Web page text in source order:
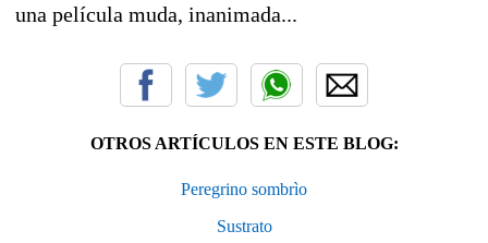
una película muda, inanimada...
OTROS ARTÍCULOS EN ESTE BLOG:
Peregrino sombrìo
Sustrato